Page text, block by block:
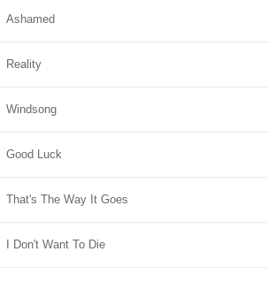
Ashamed
Reality
Windsong
Good Luck
That's The Way It Goes
I Don't Want To Die